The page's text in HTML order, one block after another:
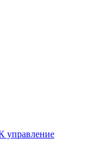
управление